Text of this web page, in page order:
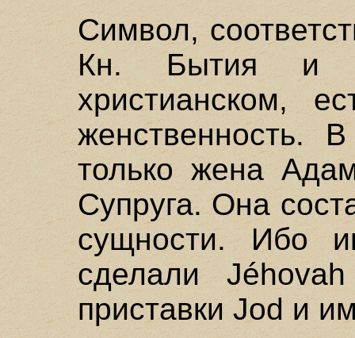
Символ,
Кн. Бытия и
христианском,
женственность.
только жена
Супруга. Она
сущности. Ибо
сделали
приставки Jod и